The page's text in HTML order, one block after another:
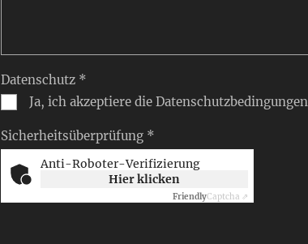
Datenschutz *
Ja, ich akzeptiere die Datenschutzbedingungen
Sicherheitsüberprüfung *
Anti-Roboter-Verifizierung
Hier klicken
FriendlyCaptcha ⇗